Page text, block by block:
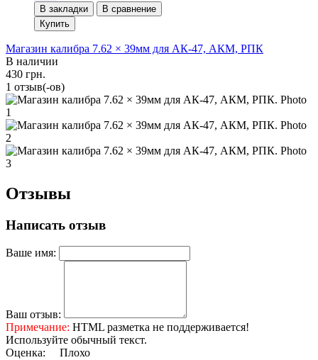
В закладки
В сравнение
Купить
Магазин калибра 7.62 × 39мм для АК-47, АКМ, РПК
В наличии
430 грн.
1 отзыв(-ов)
Отзывы
Написать отзыв
Ваше имя:
Ваш отзыв:
Примечание: HTML разметка не поддерживается!
Используйте обычный текст.
Оценка: Плохо